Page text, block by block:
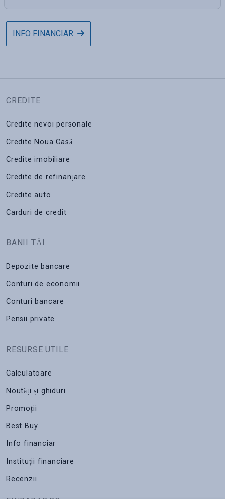
INFO FINANCIAR
CREDITE
Credite nevoi personale
Credite Noua Casă
Credite imobiliare
Credite de refinanțare
Credite auto
Carduri de credit
BANII TĂI
Depozite bancare
Conturi de economii
Conturi bancare
Pensii private
RESURSE UTILE
Calculatoare
Noutăți și ghiduri
Promoții
Best Buy
Info financiar
Instituții financiare
Recenzii